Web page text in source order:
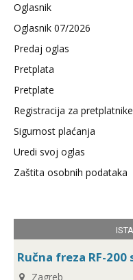
Oglasnik
Oglasnik 07/2026
Predaj oglas
Pretplata
Pretplate
Registracija za pretplatnike
Sigurnost plaćanja
Uredi svoj oglas
Zaštita osobnih podataka
Ručna freza RF-
Zagreb